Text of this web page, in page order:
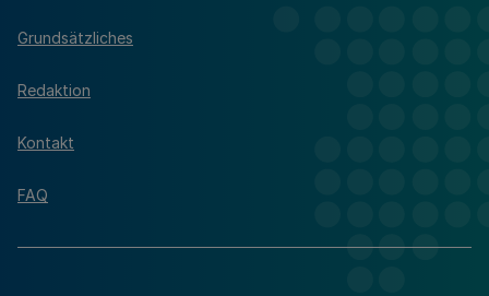
Grundsätzliches
Redaktion
Kontakt
FAQ